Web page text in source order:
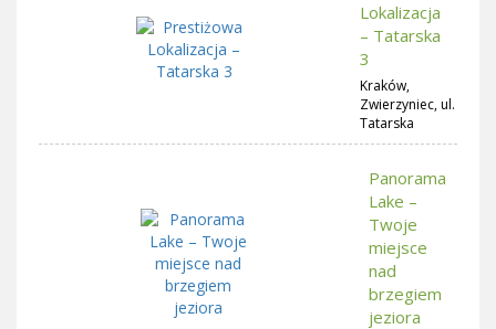
Lokalizacja
– Tatarska
3
Kraków,
Zwierzyniec, ul.
Tatarska
Panorama
Lake –
Twoje
miejsce
nad
brzegiem
jeziora